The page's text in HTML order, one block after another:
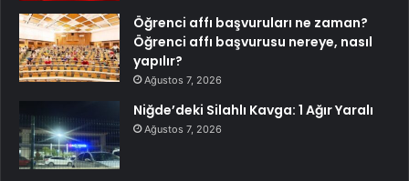
Öğrenci affı başvuruları ne zaman?
Öğrenci affı başvurusu nereye, nasıl
yapılır?
Ağustos 7, 2026
Niğde’deki Silahlı Kavga: 1 Ağır Yaralı
Ağustos 7, 2026